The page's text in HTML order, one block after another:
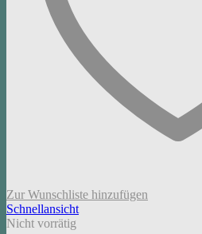
Zur Wunschliste hinzufügen
Schnellansicht
Nicht vorrätig